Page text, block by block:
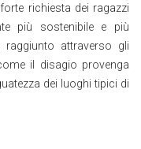
richiesta dei ragazzi
più sostenibile e più
raggiunto attraverso gli
il disagio provenga
dei luoghi tipici di